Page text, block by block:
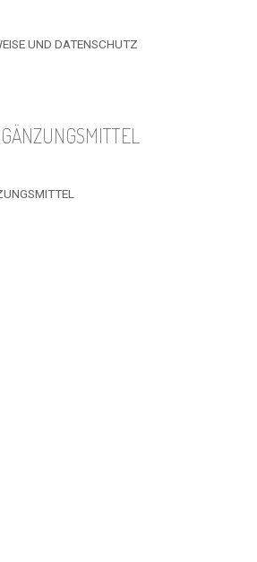
UND DATENSCHUTZ